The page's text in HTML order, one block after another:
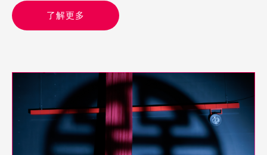
這就是我經歷過 Rave party（銳舞派對）的模樣
了解更多